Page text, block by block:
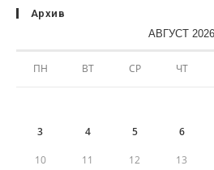
Архив
АВГУСТ 2026
ПН ВТ СР ЧТ
3 4 5 6
10 11 12 13